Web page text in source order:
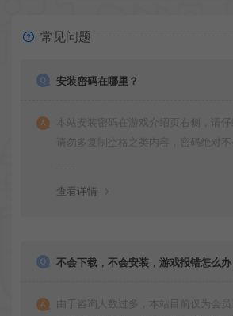
常见问题
安装密码在哪里？
本站安装密码在游戏介绍页右侧，请
请勿多复制空格之类内容，密码绝对
查看详情
不会下载，不会安装，游戏报错怎么办
由于咨询人数过多，本站目前仅为会员